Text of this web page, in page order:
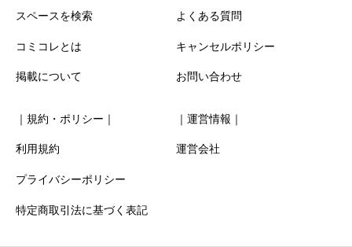
清潔感
お得感
星の数をお選びください
スペースを検索
コミコレとは
掲載について
よくある質問
キャンセルポリシー
お問い合わせ
｜規約・ポリシー｜
利用規約
プライバシーポリシー
特定商取引法に基づく表記
｜運営情報｜
運営会社